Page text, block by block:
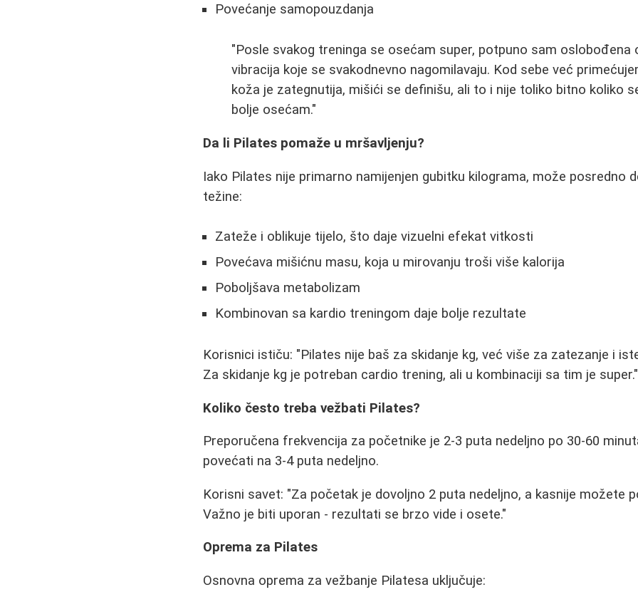
Povećanje samopouzdanja
"Posle svakog treninga se osećam super, potpuno sam oslobođena
vibracija koje se svakodnevno nagomilavaju. Kod sebe već
koža je zategnutija, mišići se definišu, ali to i nije toliko bitno koliko
bolje osećam."
Da li Pilates pomaže u mršavljenju?
Iako Pilates nije primarno namijenjen gubitku kilograma, može posredno
težine:
Zateže i oblikuje tijelo, što daje vizuelni efekat vitkosti
Povećava mišićnu masu, koja u mirovanju troši više kalorija
Poboljšava metabolizam
Kombinovan sa kardio treningom daje bolje rezultate
Korisnici ističu: "Pilates nije baš za skidanje kg, već više za zatezanje i
Za skidanje kg je potreban cardio trening, ali u kombinaciji sa tim je super."
Koliko često treba vežbati Pilates?
Preporučena frekvencija za početnike je 2-3 puta nedeljno po 30-60
povećati na 3-4 puta nedeljno.
Korisni savet: "Za početak je dovoljno 2 puta nedeljno, a kasnije možete
Važno je biti uporan - rezultati se brzo vide i osete."
Oprema za Pilates
Osnovna oprema za vežbanje Pilatesa uključuje: